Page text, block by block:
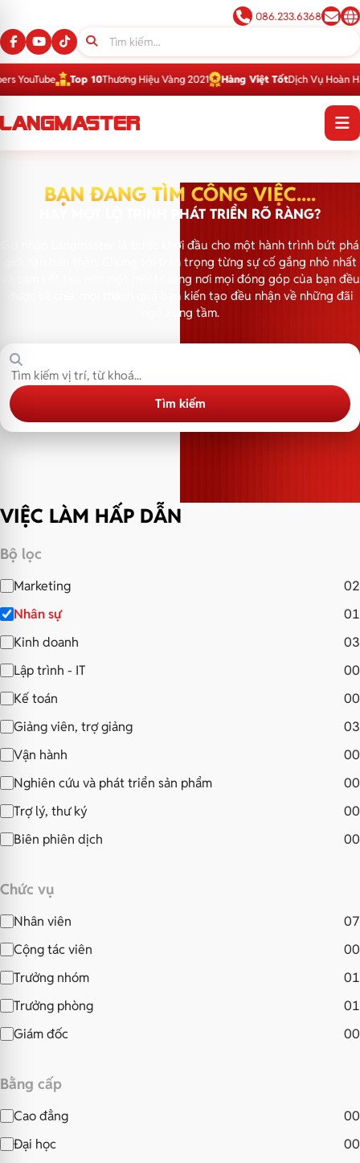
086.233.6368
Top 10Thương Hiệu Vàng 2021 Hàng Việt TốtDịch Vụ Hoàn Hảo
BẠN ĐANG TÌM CÔNG VIỆC....
HAY MỘT LỘ TRÌNH PHÁT TRIỂN RÕ RÀNG?
Gia nhập Langmaster là bước khởi đầu cho một hành trình bứt phá
giới hạn bản thân. Chúng tôi trân trọng từng sự cố gắng nhỏ nhất
và cam kết tạo nên một môi trường nơi mọi đóng góp của bạn đều
được sẻ chia, mọi thành quả bạn kiến tạo đều nhận về những đãi
ngộ xứng tầm.
Tìm kiếm
VIỆC LÀM HẤP DẪN
Bộ lọc
Marketing
02
Nhân sự
01
Kinh doanh
03
Lập trình - IT
00
Kế toán
00
Giảng viên, trợ giảng
03
Vận hành
00
Nghiên cứu và phát triển sản phẩm
00
Trợ lý, thư ký
00
Biên phiên dịch
00
Chức vụ
Nhân viên
07
Cộng tác viên
00
Trưởng nhóm
01
Trưởng phòng
01
Giám đốc
00
Bằng cấp
Cao đẳng
00
Đại học
00